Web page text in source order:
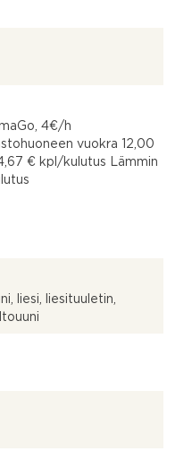
4€/h
vuokra 12,00
€ kpl/kulutus Lämmin
liesi, liesituuletin,